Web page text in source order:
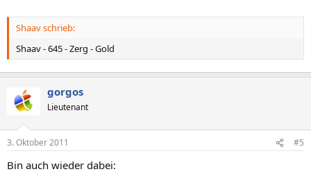
Shaav schrieb:
Shaav - 645 - Zerg - Gold
gorgos
Lieutenant
3. Oktober 2011 #5
Bin auch wieder dabei: